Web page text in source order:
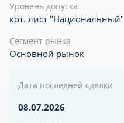
Уровень допуска
кот. лист "Национальный"
Сегмент рынка
Основной рынок
Дата последней сделки
08.07.2026